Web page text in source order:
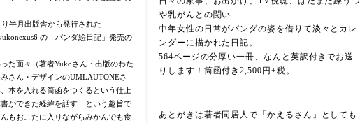
半月出版舎から発行された
の「パンダ絵日記」発売の
た面々（著者Yukoさん・出版のわた
さん・デザインのUMLAUTONEさ
本を入れる筒函をつくるという仕上
ができた経緯を話す…という趣旨で
もおこたに入りながらみかんでも食
や乳がんとの闘い……
中年女性の日常がパンダの姿を借りて淡々とカレ
ンダーに描かれた日記。
564ページの分厚い一冊、なんと英訳付きでお送
りします！筒函付き2,500円+税。
あとがきは著者同居人で「かえるさん」としても